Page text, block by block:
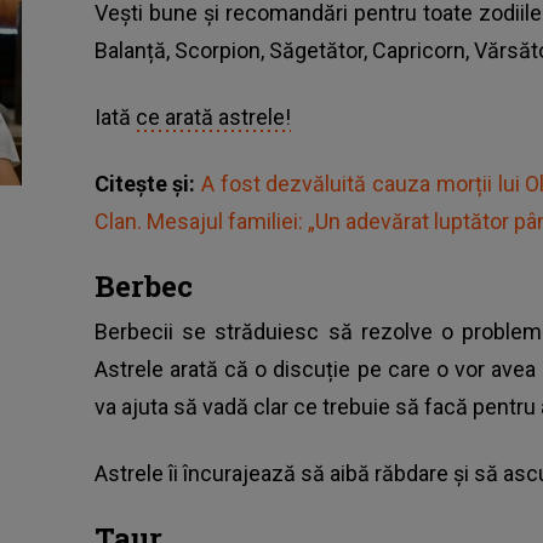
Vești bune și recomandări pentru toate
Balanță, Scorpion, Săgetător, Capricorn,
Iată ce arată astrele!
Citește și:A fost dezvăluită cauza morții lui
Clan. Mesajul familiei: „Un adevărat luptător
Berbec
Berbecii se străduiesc să rezolve o
Astrele arată că o discuție pe care o vor
va ajuta să vadă clar ce trebuie să facă pentru
Astrele îi încurajează să aibă răbdare și să